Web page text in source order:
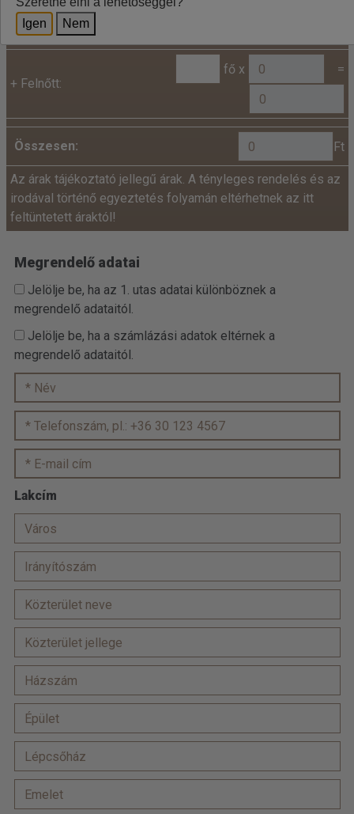
szíveskedjenek!
Ár:
+ Felnőtt:
fő x =
Összesen: Ft
Az árak tájékoztató jellegű árak. A tényleges rendelés és az
irodával történő egyeztetés folyamán eltérhetnek az itt
feltüntetett áraktól!
Megrendelő adatai
Jelölje be, ha az 1. utas adatai különböznek a
megrendelő adataitól.
Jelölje be, ha a számlázási adatok eltérnek a
megrendelő adataitól.
Lakcím
Igen
Nem